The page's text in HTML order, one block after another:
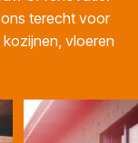
terecht voor
vloeren